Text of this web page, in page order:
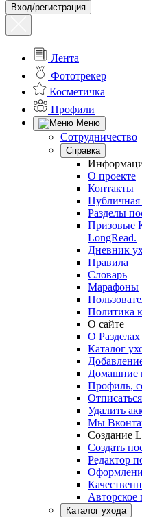
Вход/регистрация
Лента
Фототрекер
Косметичка
Профили
Меню
Сотрудничество
Справка
О проекте
Контакты
Публичная
Разделы
Призовые
LongRead.
Дневник
Правила
Словарь
Марафоны
Политика
О сайте
О Разделах
Каталог
Домашние
Профиль,
Удалить
Мы
Создание
Создать
Редактор
Авторское
Каталог ухода